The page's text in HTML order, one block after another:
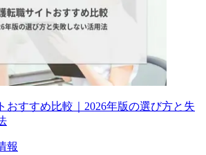
おすすめ比較｜2026年版の選び方と失
報